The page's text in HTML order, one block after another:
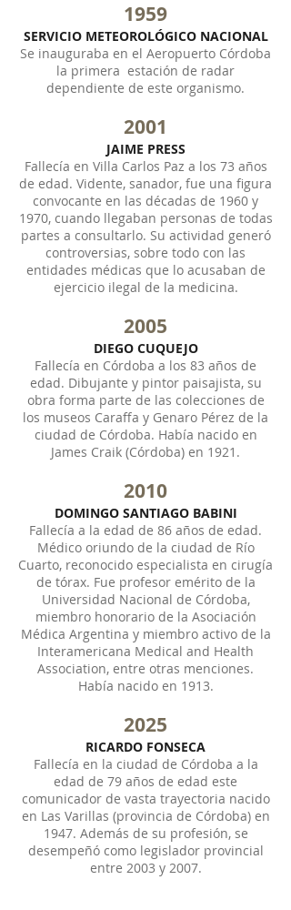
1959
SERVICIO METEOROLÓGICO NACIONAL
Se inauguraba en el Aeropuerto Córdoba
la primera estación de radar
dependiente de este organismo.
2001
JAIME PRESS
Fallecía en Villa Carlos Paz a los 73 años
de edad. Vidente, sanador, fue una figura
convocante en las décadas de 1960 y
1970, cuando llegaban personas de todas
partes a consultarlo. Su actividad generó
controversias, sobre todo con las
entidades médicas que lo acusaban de
ejercicio ilegal de la medicina.
2005
DIEGO CUQUEJO
Fallecía en Córdoba a los 83 años de
edad. Dibujante y pintor paisajista, su
obra forma parte de las colecciones de
los museos Caraffa y Genaro Pérez de la
ciudad de Córdoba. Había nacido en
James Craik (Córdoba) en 1921.
2010
DOMINGO SANTIAGO BABINI
Fallecía a la edad de 86 años de edad.
Médico oriundo de la ciudad de Río
Cuarto, reconocido especialista en cirugía
de tórax. Fue profesor emérito de la
Universidad Nacional de Córdoba,
miembro honorario de la Asociación
Médica Argentina y miembro activo de la
Interamericana Medical and Health
Association, entre otras menciones.
Había nacido en 1913.
2025
RICARDO FONSECA
Fallecía en la ciudad de Córdoba a la
edad de 79 años de edad este
comunicador de vasta trayectoria nacido
en Las Varillas (provincia de Córdoba) en
1947. Además de su profesión, se
desempeñó como legislador provincial
entre 2003 y 2007.